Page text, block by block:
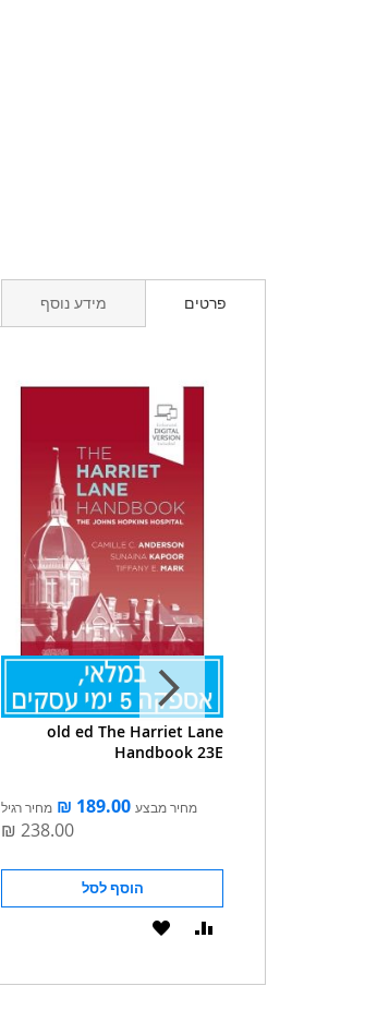
פרטים
old ed The Harriet Lane
Handbook 23E
מחיר מבצע מחיר רגיל
הוסף לסל
הוסף
מידע נוסף